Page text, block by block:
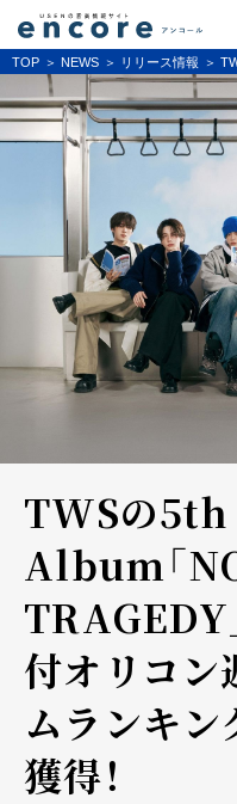
TOP NEWS リリース情報
TWSの
Album「
TRAGEDY
付オリコン
ムランキ
獲得！